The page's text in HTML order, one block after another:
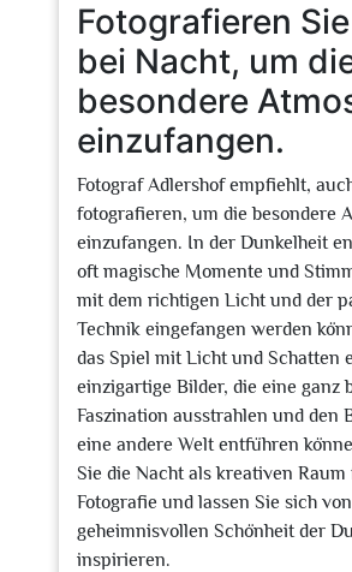
Fotografieren
bei Nacht, um
besondere
einzufangen.
Fotograf Adlershof empfiehlt,
fotografieren, um die besondere
einzufangen. In der Dunkelheit
oft magische Momente und
mit dem richtigen Licht und der
Technik eingefangen werden
das Spiel mit Licht und Schatten
einzigartige Bilder, die eine ganz
Faszination ausstrahlen und den
eine andere Welt entführen
Sie die Nacht als kreativen
Fotografie und lassen Sie sich
geheimnisvollen Schönheit der
inspirieren.